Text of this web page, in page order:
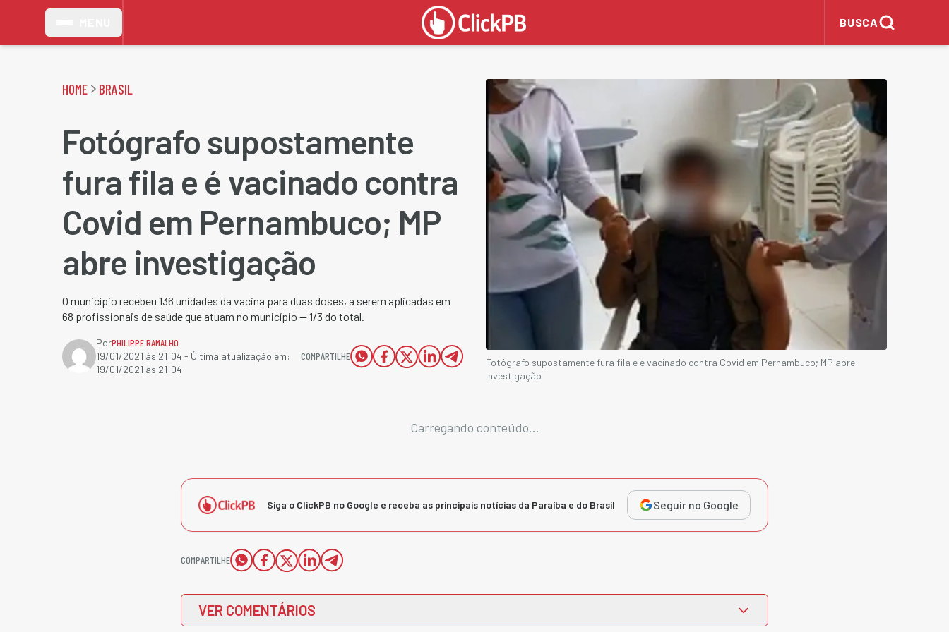
BUSCA
HOME BRASIL
Fotógrafo supostamente
fura fila e é vacinado contra
Covid em Pernambuco; MP
abre investigação
O município recebeu 136 unidades da vacina para duas doses, a serem aplicadas em
68 profissionais de saúde que atuam no município — 1/3 do total.
PorPHILIPPE RAMALHO
19/01/2021 às 21:04 - Última atualização em:
19/01/2021 às 21:04
COMPARTILHE
Fotógrafo supostamente fura fila e é vacinado contra Covid em Pernambuco; MP abre
investigação
Carregando conteúdo...
Siga o ClickPB no Google e receba as principais notícias da Paraíba e do Brasil Seguir no Google
COMPARTILHE
VER COMENTÁRIOS